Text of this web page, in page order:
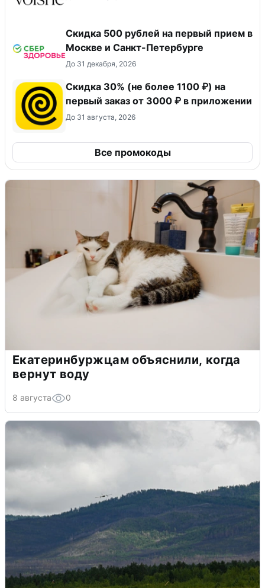
Скидка 500 рублей на первый прием в
Москве и Санкт-Петербурге
До 31 декабря, 2026
Скидка 30% (не более 1100 ₽) на
первый заказ от 3000 ₽ в приложении
До 31 августа, 2026
Все промокоды
Екатеринбуржцам объяснили, когда
вернут воду
8 августа 0